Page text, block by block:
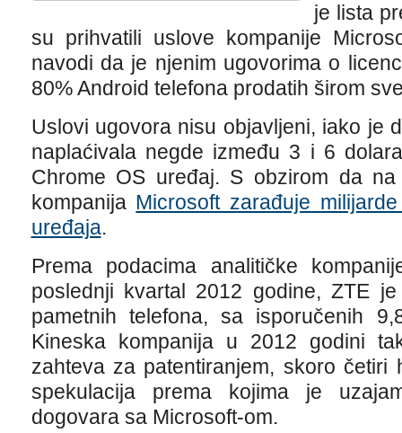
je lista
su prihvatili uslove kompanije
navodi da je njenim ugovorima o
80% Android telefona prodatih širom
Uslovi ugovora nisu objavljeni, iako je
naplaćivala negde između 3 i 6
Chrome OS uređaj. S obzirom da
kompanija Microsoft zarađuje
uređaja.
Prema podacima analitičke
poslednji kvartal 2012 godine, ZTE
pametnih telefona, sa isporučenih
Kineska kompanija u 2012 godini
zahteva za patentiranjem, skoro četiri
spekulacija prema kojima je
dogovara sa Microsoft-om.